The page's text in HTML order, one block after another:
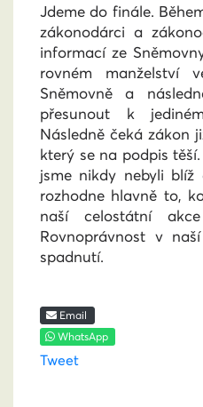
Jdeme do finále.
zákonodárci a
informací ze
rovném
Sněmovně a
přesunout k
Následně čeká zákon
který se na podpis
jsme nikdy nebyli
rozhodne hlavně to,
naší celostátní
Rovnoprávnost v
spadnutí.
Email
WhatsApp
Tweet